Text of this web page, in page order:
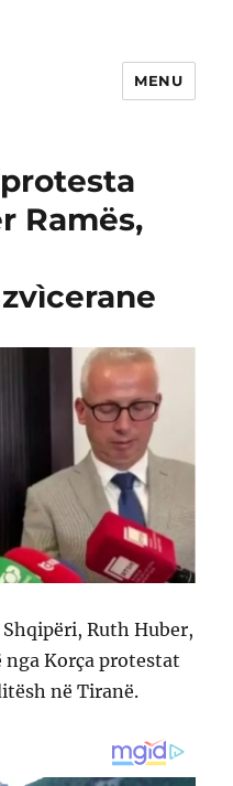
MENU
Ramës,
Ruth Huber,
Korça protestat
në Tiranë.